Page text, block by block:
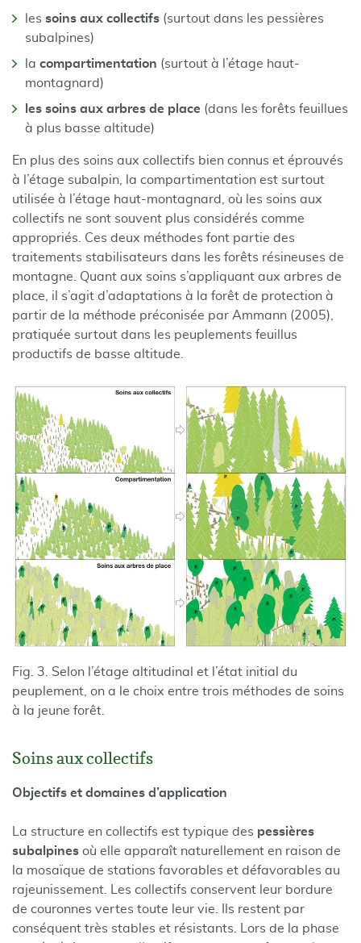
les soins aux collectifs (surtout dans les pessières
subalpines)
la compartimentation (surtout à l’étage haut-
montagnard)
les soins aux arbres de place (dans les forêts feuillues
à plus basse altitude)
En plus des soins aux collectifs bien connus et éprouvés
à l’étage subalpin, la compartimentation est surtout
utilisée à l’étage haut-montagnard, où les soins aux
collectifs ne sont souvent plus considérés comme
appropriés. Ces deux méthodes font partie des
traitements stabilisateurs dans les forêts résineuses de
montagne. Quant aux soins s’appliquant aux arbres de
place, il s’agit d’adaptations à la forêt de protection à
partir de la méthode préconisée par Ammann (2005),
pratiquée surtout dans les peuplements feuillus
productifs de basse altitude.
Fig. 3. Selon l’étage altitudinal et l’état initial du
peuplement, on a le choix entre trois méthodes de soins
à la jeune forêt.
Soins aux collectifs
Objectifs et domaines d’application
La structure en collectifs est typique des pessières
subalpines où elle apparaît naturellement en raison de
la mosaïque de stations favorables et défavorables au
rajeunissement. Les collectifs conservent leur bordure
de couronnes vertes toute leur vie. Ils restent par
conséquent très stables et résistants. Lors de la phase